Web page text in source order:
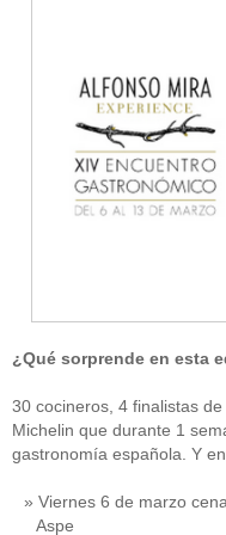
¿Qué sorprende en esta
30 cocineros, 4 finalistas
Michelin que durante 1
gastronomía española. Y
Viernes 6 de marzo
Aspe